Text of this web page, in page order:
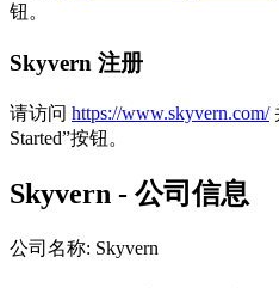
钮。
Skyvern 注册
请访问 https://www.skyvern.com/
Started”按钮。
Skyvern - 公司信息
公司名称: Skyvern